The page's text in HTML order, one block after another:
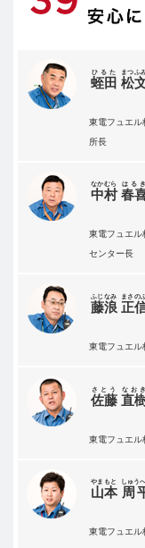
蛭田
ひるた
松
まつふ
東電フュエル
所長
中村
なかむら
春
はるき
東電フュエル
センター長
藤浪
ふじなみ
正
まさの
東電フュエル
佐藤
さとう
直
なおき
東電フュエル
山本
やまもと
周
しゅう
東電フュエル